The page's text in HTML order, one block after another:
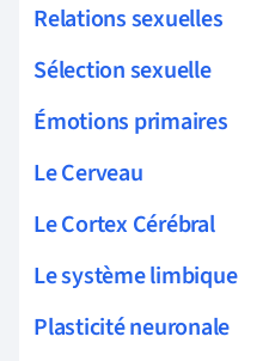
Relations sexuelles
Sélection sexuelle
Émotions primaires
Le Cerveau
Le Cortex Cérébral
Le système limbique
Plasticité neuronale